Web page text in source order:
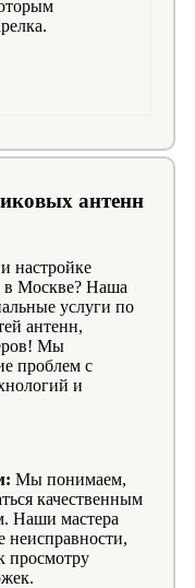
антенн
настройке
в Москве? Наша
услуги по
антенн,
Мы
проблем с
и
Мы понимаем,
качественным
Наши мастера
неисправности,
просмотру